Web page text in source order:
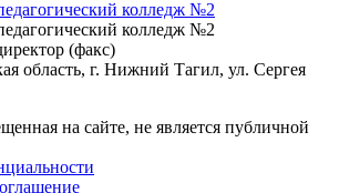
колледж №2
колледж №2
(факс)
область, г. Нижний Тагил, ул. Сергея
на сайте, не является публичной